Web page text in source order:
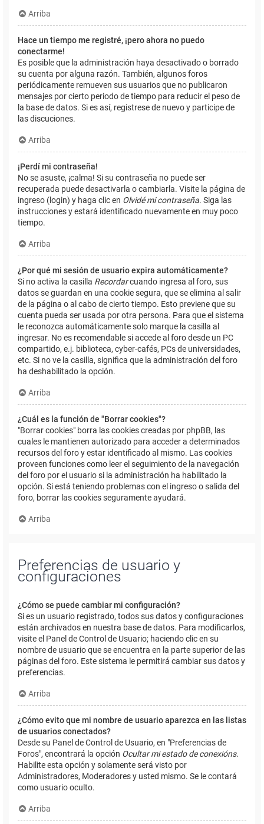
Arriba
Hace un tiempo me registré, ¡pero ahora no puedo
conectarme!
Es posible que la administración haya desactivado o borrado
su cuenta por alguna razón. También, algunos foros
periódicamente remueven sus usuarios que no publicaron
mensajes por cierto periodo de tiempo para reducir el peso de
la base de datos. Si es así, registrese de nuevo y participe de
las discuciones.
Arriba
¡Perdí mi contraseña!
No se asuste, ¡calma! Si su contraseña no puede ser
recuperada puede desactivarla o cambiarla. Visite la página de
ingreso (login) y haga clic en Olvidé mi contraseña. Siga las
instrucciones y estará identificado nuevamente en muy poco
tiempo.
Arriba
¿Por qué mi sesión de usuario expira automáticamente?
Si no activa la casilla Recordarcuando ingresa al foro, sus
datos se guardan en una cookie segura, que se elimina al salir
de la página o al cabo de cierto tiempo. Esto previene que su
cuenta pueda ser usada por otra persona. Para que el sistema
le reconozca automáticamente solo marque la casilla al
ingresar. No es recomendable si accede al foro desde un PC
compartido, e.j. biblioteca, cyber-cafés, PCs de universidades,
etc. Si no ve la casilla, significa que la administración del foro
ha deshabilitado la opción.
Arriba
¿Cuál es la función de "Borrar cookies"?
"Borrar cookies" borra las cookies creadas por phpBB, las
cuales le mantienen autorizado para acceder a determinados
recursos del foro y estar identificado al mismo. Las cookies
proveen funciones como leer el seguimiento de la navegación
del foro por el usuario si la administración ha habilitado la
opción. Si está teniendo problemas con el ingreso o salida del
foro, borrar las cookies seguramente ayudará.
Arriba
Preferencias de usuario y
configuraciones
¿Cómo se puede cambiar mi configuración?
Si es un usuario registrado, todos sus datos y configuraciones
están archivados en nuestra base de datos. Para modificarlos,
visite el Panel de Control de Usuario; haciendo clic en su
nombre de usuario que se encuentra en la parte superior de las
páginas del foro. Este sistema le permitirá cambiar sus datos y
preferencias.
Arriba
¿Cómo evito que mi nombre de usuario aparezca en las listas
de usuarios conectados?
Desde su Panel de Control de Usuario, en "Preferencias de
Foros", encontrará la opción Ocultar mi estado de conexións.
Habilite esta opción y solamente será visto por
Administradores, Moderadores y usted mismo. Se le contará
como usuario oculto.
Arriba